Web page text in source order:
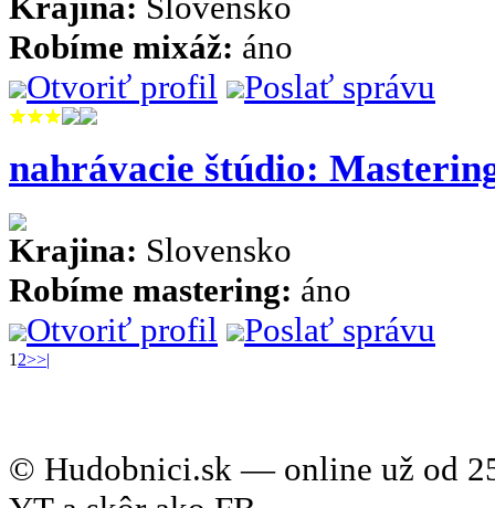
Robíme mixáž: áno
Otvoriť profil
Poslať správu
nahrávacie štúdio:
Krajina: Slovensko
Robíme mastering: áno
Otvoriť profil
Poslať správu
1 2>>|
© Hudobnici.sk — online už od